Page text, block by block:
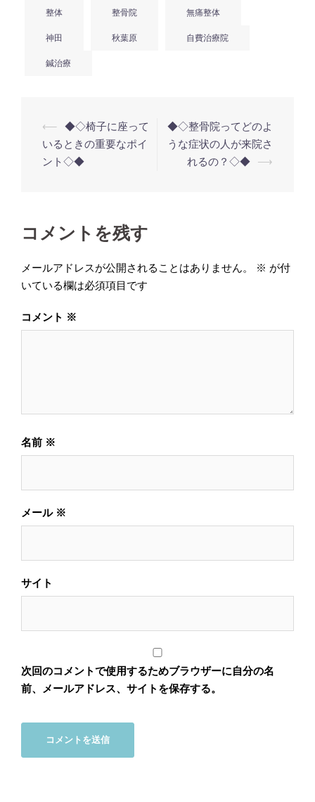
整体 整骨院 無痛整体
神田 秋葉原 自費治療院
鍼治療
投
稿
ナ
ー
ョ
ン
⟵
◆◇椅子に座って
いるときの重要なポイ
ント◇◆
◆◇整骨院ってどのよ
うな症状の人が来院さ
れるの？◇◆
⟶
コメントを残す
メールアドレスが公開されることはありません。 ※ が付
いている欄は必須項目です
コメント ※
名前 ※
メール ※
サイト
次回のコメントで使用するためブラウザーに自分の名
前、メールアドレス、サイトを保存する。